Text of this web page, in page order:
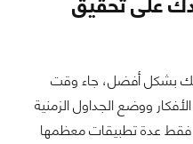
بشكل أفضل، جاء وقت
ووضع الجداول الزمنية
فقط عدة تطبيقات معظمها